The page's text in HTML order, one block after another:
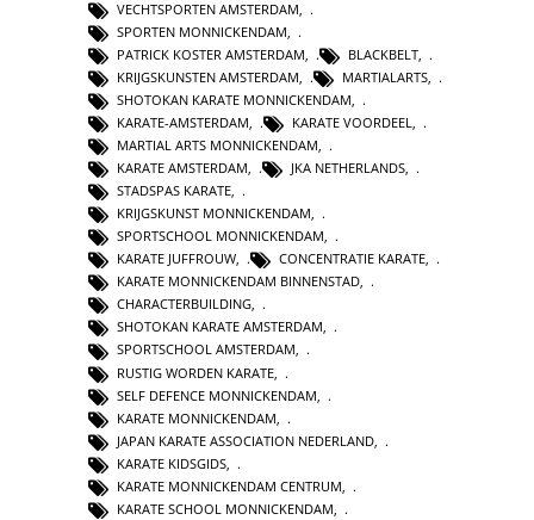
VECHTSPORTEN AMSTERDAM
SPORTEN MONNICKENDAM
PATRICK KOSTER AMSTERDAM
BLACKBELT
KRIJGSKUNSTEN AMSTERDAM
MARTIALARTS
SHOTOKAN KARATE MONNICKENDAM
KARATE-AMSTERDAM
KARATE VOORDEEL
MARTIAL ARTS MONNICKENDAM
KARATE AMSTERDAM
JKA NETHERLANDS
STADSPAS KARATE,
KRIJGSKUNST MONNICKENDAM,
SPORTSCHOOL MONNICKENDAM,
KARATE JUFFROUW, CONCENTRATIE KARATE,
KARATE MONNICKENDAM BINNENSTAD,
CHARACTERBUILDING,
SHOTOKAN KARATE AMSTERDAM,
SPORTSCHOOL AMSTERDAM,
RUSTIG WORDEN KARATE
SELF DEFENCE MONNICKENDAM
KARATE MONNICKENDAM
JAPAN KARATE ASSOCIATION NEDERLAND
KARATE KIDSGIDS
KARATE MONNICKENDAM CENTRUM
KARATE SCHOOL MONNICKENDAM